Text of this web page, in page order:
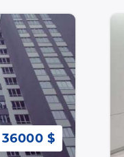
36000 $